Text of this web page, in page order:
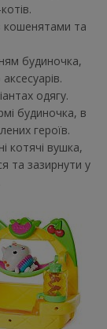
кошенятами та
будиночка,
одягу.
будиночка, в
героїв.
котячі вушка,
та зазирнути у